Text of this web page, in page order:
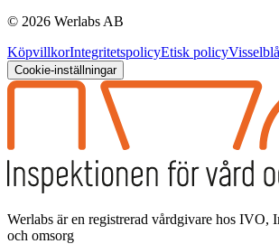
© 2026 Werlabs AB
KöpvillkorIntegritetspolicyEtisk policy
Cookie-inställningar
Werlabs är en registrerad vårdgivare hos IVO,
och omsorg